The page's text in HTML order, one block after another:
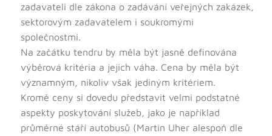
zadavateli dle zákona o zadávání veřejných zakázek,
sektorovým zadavatelem i soukromými
společnostmi.
Na začátku tendru by měla být jasně definována
výběrová kritéria a jejich váha. Cena by měla být
významným, nikoliv však jediným kritériem.
Kromě ceny si dovedu představit velmi podstatné
aspekty poskytování služeb, jako je například
průměrné stáří autobusů (Martin Uher alespoň dle